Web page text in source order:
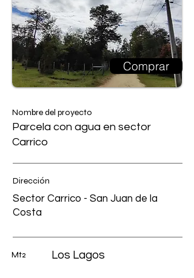
Comprar
Nombre del proyecto
Parcela con agua en sector
Carrico
Dirección
Sector Carrico - San Juan de la
Costa
Mt2 Los Lagos